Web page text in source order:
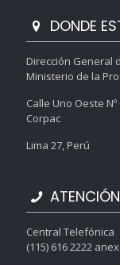
DONDE
Dirección General
Ministerio de la
Calle Uno Oeste
Corpac
Lima 27, Perú
Central Telefónica
(115) 616 2222